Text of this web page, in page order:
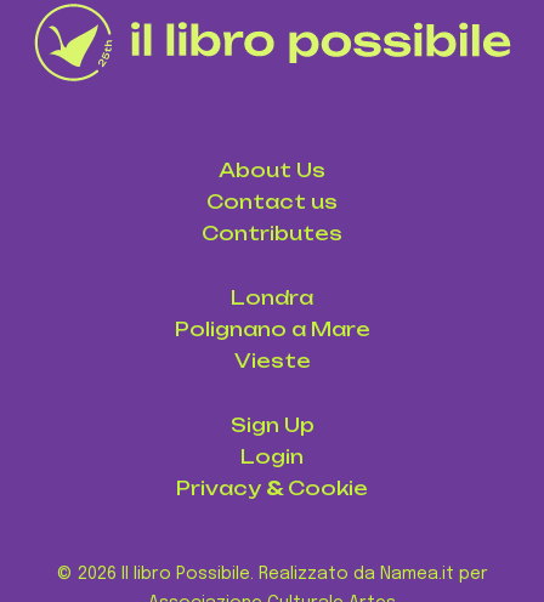
About Us
Contact us
Contributes
Londra
Polignano a Mare
Vieste
Sign Up
Login
Privacy & Cookie
© 2026 Il libro Possibile. Realizzato da Namea.it per